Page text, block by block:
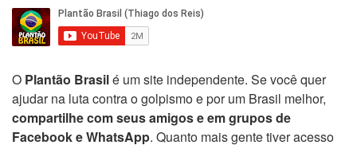
O Plantão Brasilé um site independente. Se você quer
ajudar na luta contra o golpismo e por um Brasil melhor,
compartilhe com seus amigos e em grupos de
Facebook e WhatsApp. Quanto mais gente tiver acesso